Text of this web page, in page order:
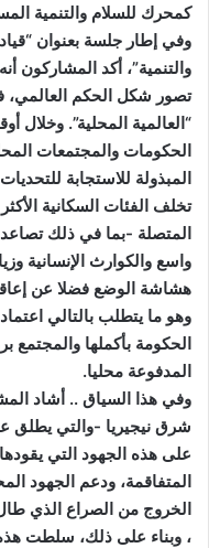
كمحرك للسلام والتنمية
وفي إطار جلسة بعنوان
والتنمية”، أكد المشاركون
تصور شكل الحكم العالمي،
“العالمية المحلية”. وخلال
الحكومات والمجتمعات
المبذولة للاستجابة
تخلف الفئات السكانية
المتصلة -بما في ذلك
واسع والكوارث الإنسانية
هشاشة الوضع فضلا عن
وهو ما يتطلب بالتالي
الحكومة بأكملها والمجتمع
المدفوعة محليا.
وفي هذا السياق .. أشاد
شرق نيجيريا -والتي يطلق
على هذه الجهود التي
المتفاقمة، ودعم الجهود
الخروج من الصراع الذي طال
، وبناء على ذلك، سلطت